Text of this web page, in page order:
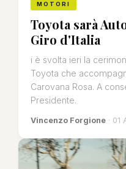
MOTORI
Toyota sarà
Giro d'Italia
i è svolta ieri la
Toyota che
Carovana Rosa. A
Presidente.
Vincenzo Forgione · 01